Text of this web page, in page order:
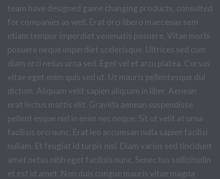
team have designed game changing products, consulted
for companies as well. Erat orci libero maecenas sem
etiam tempor imperdiet venenatis posuere. Vitae morbi
posuere neque imperdiet scelerisque. Ultrices sed cum
diam orci netus urna sed. Eget vel et arcu platea. Cursus
vitae eget enim quis sed ut. Ut mauris pellentesque dui
dictum. Aliquam velit sapien aliquam in liber. Aenean
erat lectus mattis elit. Gravida aenean suspendisse
pellent esque nisl in enim nec neque. Sit ut velit at urna
facilisis orci nunc. Erat leo accumsan nulla sapien facilisi
nullam. Et feugiat id turpis nisi. Diam varius sed tincidunt
amet netus nibh eget facilisis nunc. Senec tus sollicitudin
et est id amet. Non duis congue mauris vitae magna